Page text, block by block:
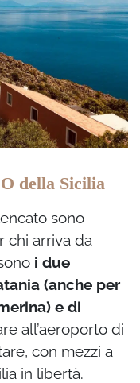
della Sicilia
sono
chi arriva da
i due
(anche per
e di
all’aeroporto di
con mezzi a
in libertà.